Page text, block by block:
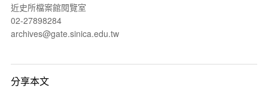
近史所檔案館閱覽室
02-27898284
archives@gate.sinica.edu.tw
分享本文